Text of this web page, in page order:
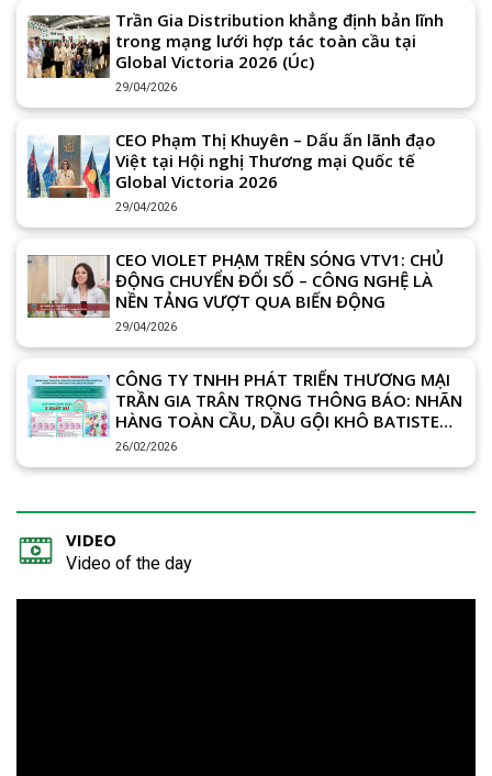
Trần Gia Distribution khẳng định bản lĩnh
trong mạng lưới hợp tác toàn cầu tại
Global Victoria 2026 (Úc)
29/04/2026
CEO Phạm Thị Khuyên – Dấu ấn lãnh đạo
Việt tại Hội nghị Thương mại Quốc tế
Global Victoria 2026
29/04/2026
CEO VIOLET PHẠM TRÊN SÓNG VTV1: CHỦ
ĐỘNG CHUYỂN ĐỔI SỐ – CÔNG NGHỆ LÀ
NỀN TẢNG VƯỢT QUA BIẾN ĐỘNG
29/04/2026
CÔNG TY TNHH PHÁT TRIỂN THƯƠNG MẠI
TRẦN GIA TRÂN TRỌNG THÔNG BÁO: NHÃN
HÀNG TOÀN CẦU, DẦU GỘI KHÔ BATISTE
GỒM 2 XUẤT XỨ VƯƠNG QUỐC ANH (UK) &
THÁI LAN (THAILAND)
26/02/2026
VIDEO
Video of the day